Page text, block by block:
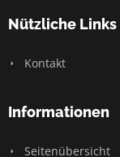
Nützliche Links
Kontakt
Informationen
Seitenübersicht